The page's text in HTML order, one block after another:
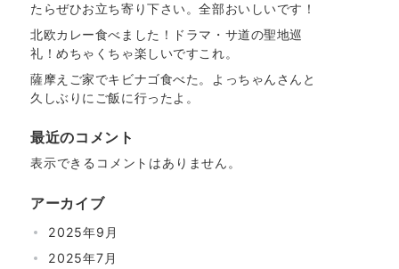
たらぜひお立ち寄り下さい。全部おいしいです！
北欧カレー食べました！ドラマ・サ道の聖地巡
礼！めちゃくちゃ楽しいですこれ。
薩摩えご家でキビナゴ食べた。よっちゃんさんと
久しぶりにご飯に行ったよ。
最近のコメント
表示できるコメントはありません。
アーカイブ
2025年9月
2025年7月